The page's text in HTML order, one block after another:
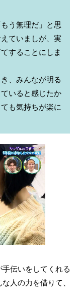
う無理だ」と思
ていましが、実
することにしま
、みんなが明る
いると感じたか
も気持ちが楽に
伝いをしてくれる
人の力を借りて、